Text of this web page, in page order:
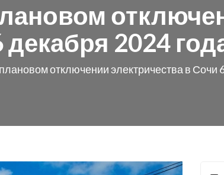
2024
отключении электричества в Сочи